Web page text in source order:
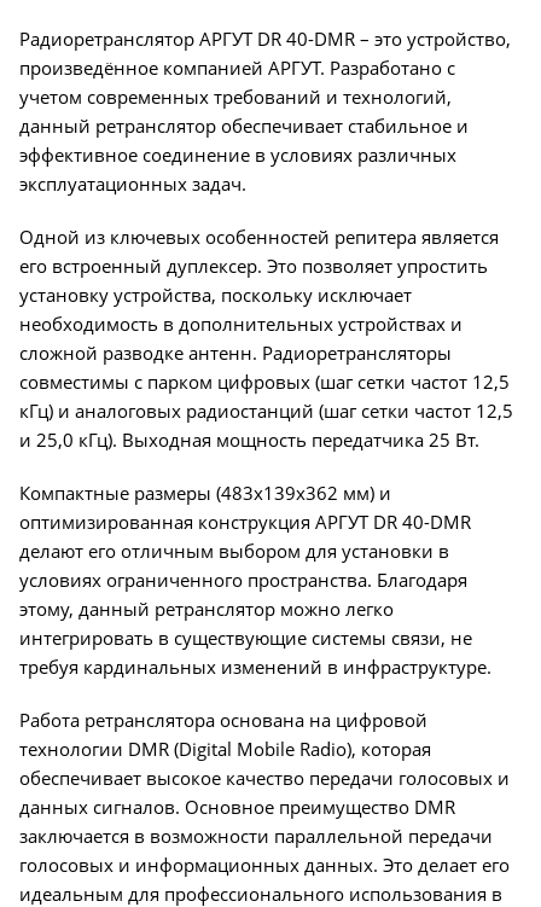
Радиоретранслятор АРГУТ DR 40-DMR – это устройство,
произведённое компанией АРГУТ. Разработано с
учетом современных требований и технологий,
данный ретранслятор обеспечивает стабильное и
эффективное соединение в условиях различных
эксплуатационных задач.
Одной из ключевых особенностей репитера является
его встроенный дуплексер. Это позволяет упростить
установку устройства, поскольку исключает
необходимость в дополнительных устройствах и
сложной разводке антенн. Радиоретрансляторы
совместимы с парком цифровых (шаг сетки частот 12,5
кГц) и аналоговых радиостанций (шаг сетки частот 12,5
и 25,0 кГц). Выходная мощность передатчика 25 Вт.
Компактные размеры (483x139x362 мм) и
оптимизированная конструкция АРГУТ DR 40-DMR
делают его отличным выбором для установки в
условиях ограниченного пространства. Благодаря
этому, данный ретранслятор можно легко
интегрировать в существующие системы связи, не
требуя кардинальных изменений в инфраструктуре.
Работа ретранслятора основана на цифровой
технологии DMR (Digital Mobile Radio), которая
обеспечивает высокое качество передачи голосовых и
данных сигналов. Основное преимущество DMR
заключается в возможности параллельной передачи
голосовых и информационных данных. Это делает его
идеальным для профессионального использования в